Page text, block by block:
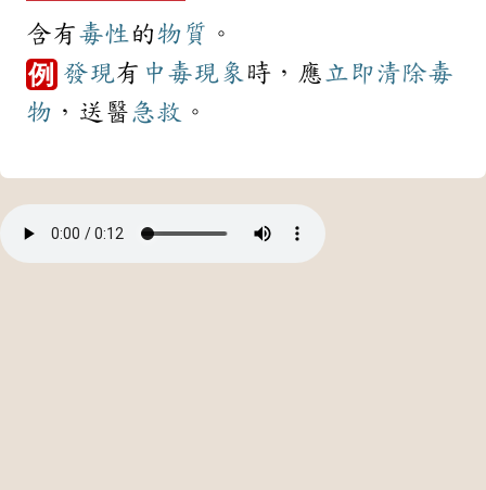
含有毒性 的物質 。
例 發現有 中毒現象 時，應 立即清除毒
物 ，送醫 急救 。